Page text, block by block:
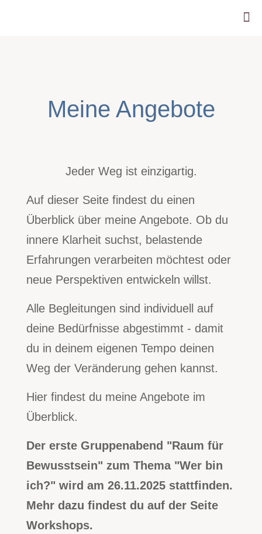
Meine Angebote
Jeder Weg ist einzigartig.
Auf dieser Seite findest du einen
Überblick über meine Angebote. Ob du
innere Klarheit suchst, belastende
Erfahrungen verarbeiten möchtest oder
neue Perspektiven entwickeln willst.
Alle Begleitungen sind individuell auf
deine Bedürfnisse abgestimmt - damit
du in deinem eigenen Tempo deinen
Weg der Veränderung gehen kannst.
Hier findest du meine Angebote im
Überblick.
Der erste Gruppenabend "Raum für
Bewusstsein" zum Thema "Wer bin
ich?" wird am 26.11.2025 stattfinden.
Mehr dazu findest du auf der Seite
Workshops.